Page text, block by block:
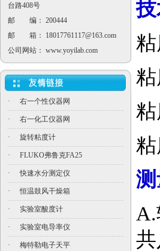
台路408号
邮 编： 200444
邮 箱：
18017761117@163.com
公司网站： www.yoyilab.com
· 右一个性仪器网
· 右一化工仪器网
· 旋转粘度计
· FLUKO弗鲁克FA25
· 快速水分测定仪
· 恒温鼓风干燥箱
· 实验室酸度计
· 实验室电导率仪
· 梅特勒电子天平
粘
测